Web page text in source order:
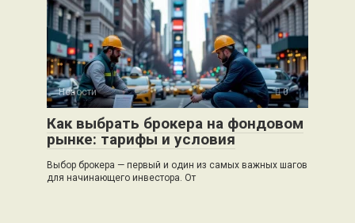
Новости 0
Как выбрать брокера на фондовом
рынке: тарифы и условия
Выбор брокера — первый и один из самых важных шагов
для начинающего инвестора. От